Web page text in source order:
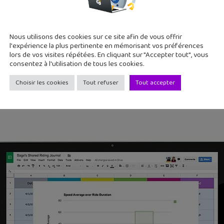
bureautique
qui comprend Google Docs, un logiciel de
d’enquête. Google Documents offre trois avantages très
sur Google Drive, ce qui évite de les perdre ;
sur ton navigateur web mais aussi en tant qu’application
amis, ce qui est très utile pour les travaux de groupe.
sont compatibles avec Microsoft Office.
Nous utilisons des cookies sur ce site afin de vous offrir
l'expérience la plus pertinente en mémorisant vos préférences
lors de vos visites répétées. En cliquant sur "Accepter tout", vous
consentez à l'utilisation de tous les cookies.
Choisir les cookies Tout refuser Tout accepter